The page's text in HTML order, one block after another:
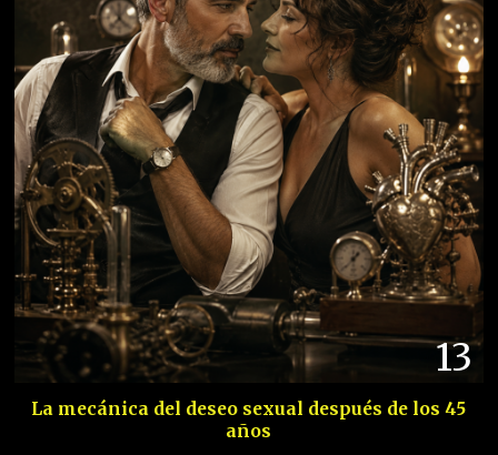
13
La mecánica del deseo sexual después de los 45
años